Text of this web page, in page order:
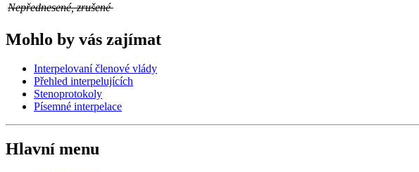
Nepřednesené, zrušené
Mohlo by vás zajímat
Interpelovaní členové vlády
Přehled interpelujících
Stenoprotokoly
Písemné interpelace
Hlavní menu